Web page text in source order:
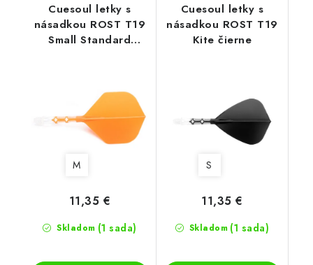
Cuesoul letky s
násadkou ROST T19
Small Standard
M
Skladom (1 sada)
11,35 €
Cuesoul letky s
násadkou ROST T19
Kite čierne
S
Skladom (1 sada)
11,35 €